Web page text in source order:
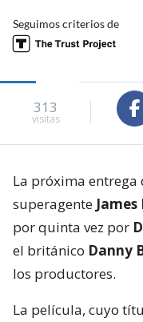
Seguimos criterios de
313
visitas
La próxima entrega
superagente James
por quinta vez por
el británico Danny
los productores.
La película, cuyo